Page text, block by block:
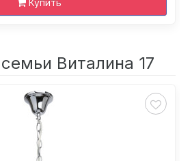
Виталина 17